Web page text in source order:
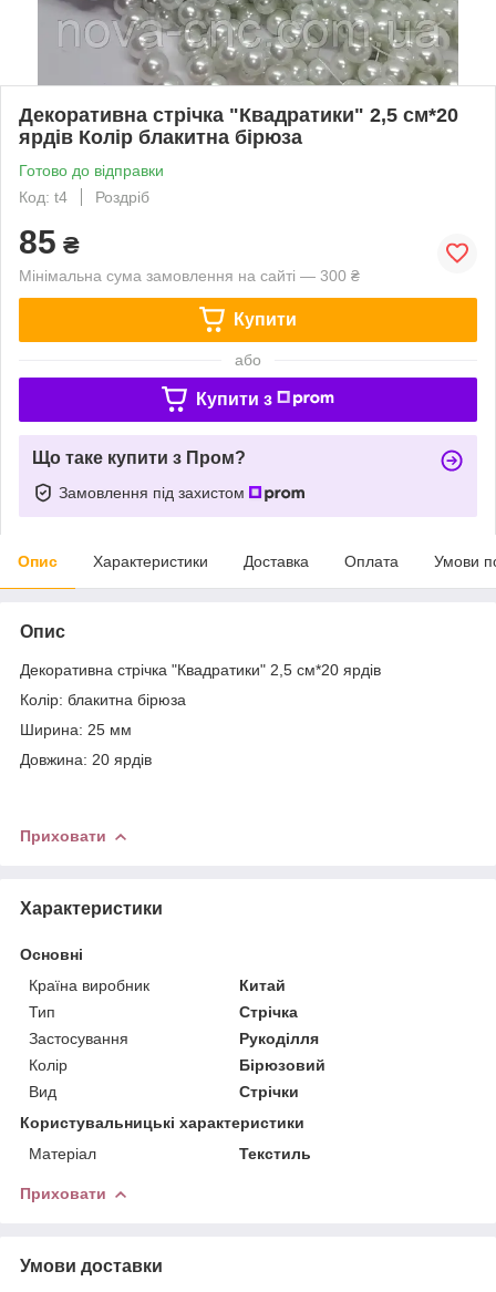
Декоративна стрічка "Квадратики" 2,5 см*20
ярдів Колір блакитна бірюза
Готово до відправки
Код: t4
Роздріб
85 ₴
Мінімальна сума замовлення на сайті — 300 ₴
Купити
або
Купити з
Що таке купити з Пром?
Замовлення під захистом
Опис Характеристики Доставка Оплата Умови
Опис
Декоративна стрічка "Квадратики" 2,5 см*20 ярдів
Колір: блакитна бірюза
Ширина: 25 мм
Довжина: 20 ярдів
Приховати
Характеристики
Основні
Країна виробник
Китай
Тип
Стрічка
Застосування
Рукоділля
Колір
Бірюзовий
Вид
Стрічки
Користувальницькі характеристики
Матеріал
Текстиль
Приховати
Умови доставки